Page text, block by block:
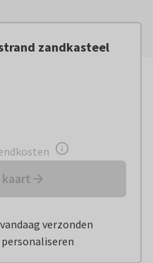
zandkasteel
verzonden